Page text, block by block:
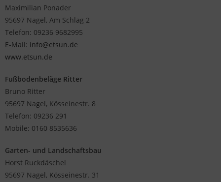
Maximilian Ponader
95697 Nagel, Am Schlag 2
Telefon: 09236 9682995
E-Mail: info@etsun.de
www.etsun.de
Fußbodenbeläge Ritter
Bruno Ritter
95697 Nagel, Kösseinestr. 8
Telefon: 09236 291
Mobile: 0160 8535636
Garten- und Landschaftsbau
Horst Ruckdäschel
95697 Nagel, Kösseinestr. 31